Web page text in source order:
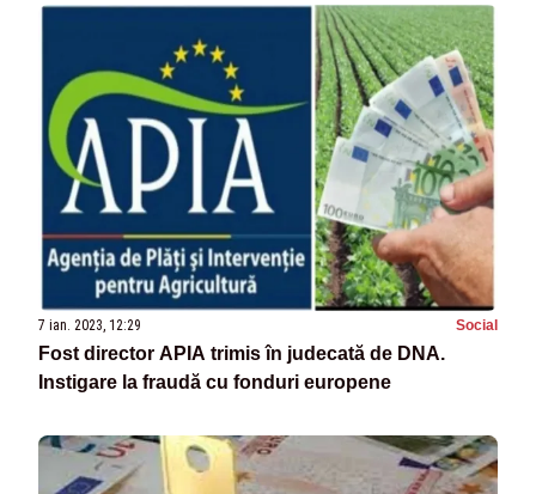
7 ian. 2023, 12:29 Social
Fost director APIA trimis în judecată de DNA.
Instigare la fraudă cu fonduri europene